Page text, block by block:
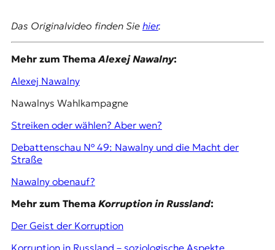
p
a
Das Originalvideo finden Sie hier.
Mehr zum ThemaAlexej Nawalny:
Alexej Nawalny
Nawalnys Wahlkampagne
Streiken oder wählen? Aber wen?
Debattenschau № 49: Nawalny und die Macht der
Straße
Nawalny obenauf?
Mehr zum Thema Korruption in Russland:
Der Geist der Korruption